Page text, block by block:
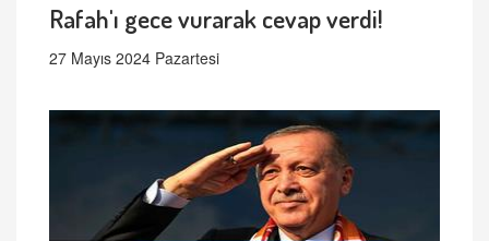
Rafah'ı gece vurarak cevap verdi!
27 Mayıs 2024 Pazartesi